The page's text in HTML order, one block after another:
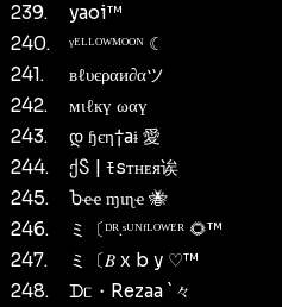
239.
yaoi™
240.
ᵞᴱᴸᴸᴼᵂᴹᴼᴼᴺ ☾
241.
вℓυєραи∂αツ
242.
мιℓкү ωαү
243.
დ ɧєη†aɨ 愛
244.
ქႽ | ﾓsᴛʜᴇя诶
245.
Ⴆҽҽ ɱιɳҽ 🐝
246.
ミ〔ᴰᴿ.ˢᵁᴺᶠᴸᴼᵂᴱᴿ 🌻™
247.
ミ〔𝐵 x b y ♡™
248.
ᗪᥴ・Rezaa `々